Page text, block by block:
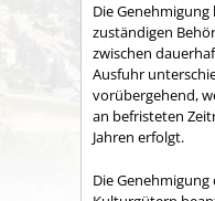
Die
zuständigen
zwischen
Ausfuhr
vorübergehend,
an befristeten
Jahren erfolgt.
Die